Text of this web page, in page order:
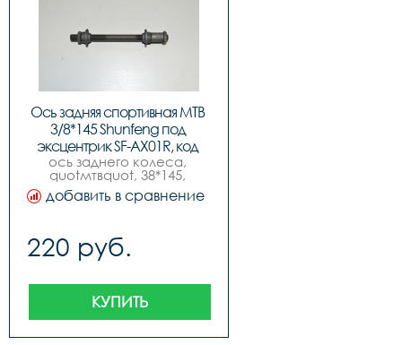
Ось задняя спортивная MTB
3/8*145 Shunfeng под
эксцентрик SF-AX01R, код
10250
ось заднего колеса,
quotмтвquot, 38*145,
черная, под эксцентрик,
конуса с пыльниками, инд.
добавить в сравнение
220 руб.
КУПИТЬ